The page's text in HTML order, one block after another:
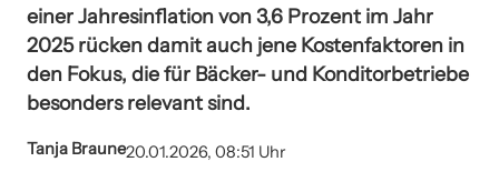
einer Jahresinflation von 3,6 Prozent im Jahr
2025 rücken damit auch jene Kostenfaktoren in
den Fokus, die für Bäcker- und Konditorbetriebe
besonders relevant sind.
Tanja Braune20.01.2026, 08:51 Uhr